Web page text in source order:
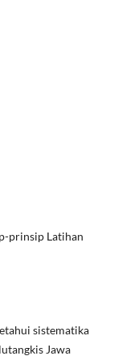
prinsip Latihan
sistematika
Jawa